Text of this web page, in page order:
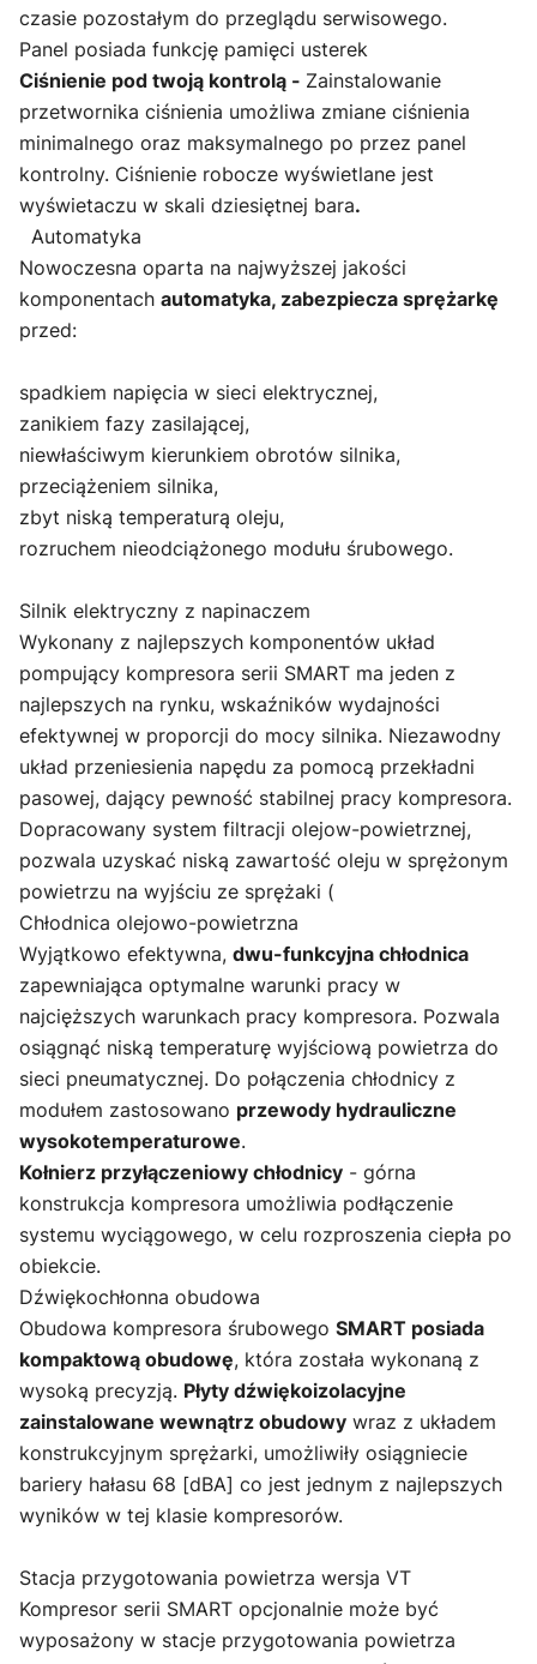
czasie pozostałym do przeglądu serwisowego.
Panel posiada funkcję pamięci usterek
Ciśnienie pod twoją kontrolą - Zainstalowanie
przetwornika ciśnienia umożliwa zmiane ciśnienia
minimalnego oraz maksymalnego po przez panel
kontrolny. Ciśnienie robocze wyświetlane jest
wyświetaczu w skali dziesiętnej bara.
Automatyka
Nowoczesna oparta na najwyższej jakości
komponentach automatyka, zabezpiecza sprężarkę
przed:
spadkiem napięcia w sieci elektrycznej,
zanikiem fazy zasilającej,
niewłaściwym kierunkiem obrotów silnika,
przeciążeniem silnika,
zbyt niską temperaturą oleju,
rozruchem nieodciążonego modułu śrubowego.
Silnik elektryczny z napinaczem
Wykonany z najlepszych komponentów układ
pompujący kompresora serii SMART ma jeden z
najlepszych na rynku, wskaźników wydajności
efektywnej w proporcji do mocy silnika. Niezawodny
układ przeniesienia napędu za pomocą przekładni
pasowej, dający pewność stabilnej pracy kompresora.
Dopracowany system filtracji olejow-powietrznej,
pozwala uzyskać niską zawartość oleju w sprężonym
powietrzu na wyjściu ze sprężaki (
Chłodnica olejowo-powietrzna
Wyjątkowo efektywna, dwu-funkcyjna chłodnica
zapewniająca optymalne warunki pracy w
najcięższych warunkach pracy kompresora. Pozwala
osiągnąć niską temperaturę wyjściową powietrza do
sieci pneumatycznej. Do połączenia chłodnicy z
modułem zastosowano przewody hydrauliczne
wysokotemperaturowe.
Kołnierz przyłączeniowy chłodnicy - górna
konstrukcja kompresora umożliwia podłączenie
systemu wyciągowego, w celu rozproszenia ciepła po
obiekcie.
Dźwiękochłonna obudowa
Obudowa kompresora śrubowego SMART posiada
kompaktową obudowę, która została wykonaną z
wysoką precyzją. Płyty dźwiękoizolacyjne
zainstalowane wewnątrz obudowy wraz z układem
konstrukcyjnym sprężarki, umożliwiły osiągniecie
bariery hałasu 68 [dBA] co jest jednym z najlepszych
wyników w tej klasie kompresorów.
Stacja przygotowania powietrza wersja VT
Kompresor serii SMART opcjonalnie może być
wyposażony w stacje przygotowania powietrza